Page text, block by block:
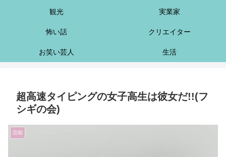
観光 実業家
怖い話 クリエイター
お笑い芸人 生活
超高速タイピングの女子高生は彼女だ!!(フ
シギの会)
芸能